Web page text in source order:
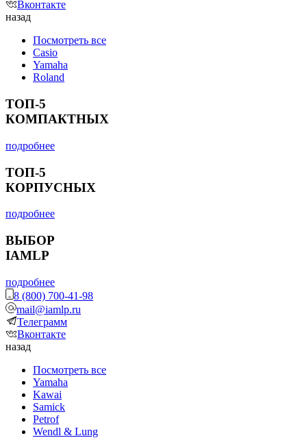
Вконтакте
назад
Посмотреть все
Casio
Yamaha
Roland
ТОП-5
КОМПАКТНЫХ
подробнее
ТОП-5
КОРПУСНЫХ
подробнее
ВЫБОР
IAMLP
подробнее
8 (800) 700-41-98
mail@iamlp.ru
Телеграмм
Вконтакте
назад
Посмотреть все
Yamaha
Kawai
Samick
Petrof
Wendl & Lung